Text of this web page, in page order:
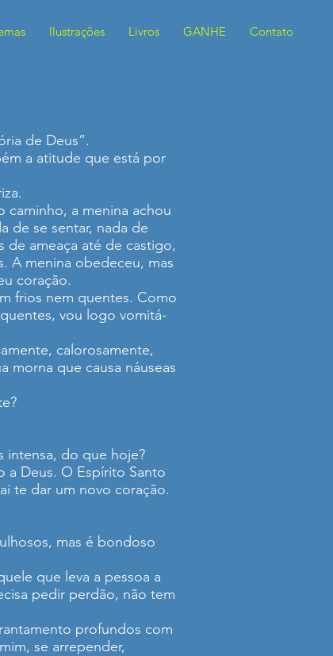
Ilustrações Livros GANHE Contato
de Deus”.
a atitude que está por
caminho, a menina achou
de se sentar, nada de
de ameaça até de castigo,
A menina obedeceu, mas
coração.
frios nem quentes. Como
vou logo vomitá-
calorosamente,
morna que causa náuseas
intensa, do que hoje?
a Deus. O Espírito Santo
te dar um novo coração.
mas é bondoso
que leva a pessoa a
pedir perdão, não tem
profundos com
se arrepender,